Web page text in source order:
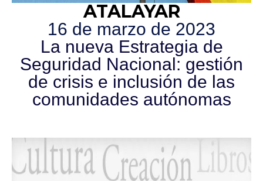
ATALAYAR
16 de marzo de 2023
La nueva Estrategia de
Seguridad Nacional: gestión
de crisis e inclusión de las
comunidades autónomas